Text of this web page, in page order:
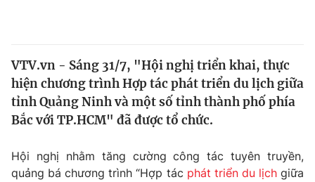
Thế giới
Tin tức
Thế giới đó đây
Câu chuyện quốc tế
Kinh tế
Thị trường
Dữ liệu và đời sống
VTV.vn - Sáng 31/7, "Hội nghị triển khai, thực
hiện chương trình Hợp tác phát triển du lịch giữa
tỉnh Quảng Ninh và một số tỉnh thành phố phía
Bắc với TP.HCM" đã được tổ chức.
Hội nghị nhằm tăng cường công tác tuyên truyền,
quảng bá chương trình “Hợp tác phát triển du lịchgiữa